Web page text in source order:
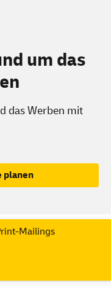
um das
das Werben mit
planen
Mailings